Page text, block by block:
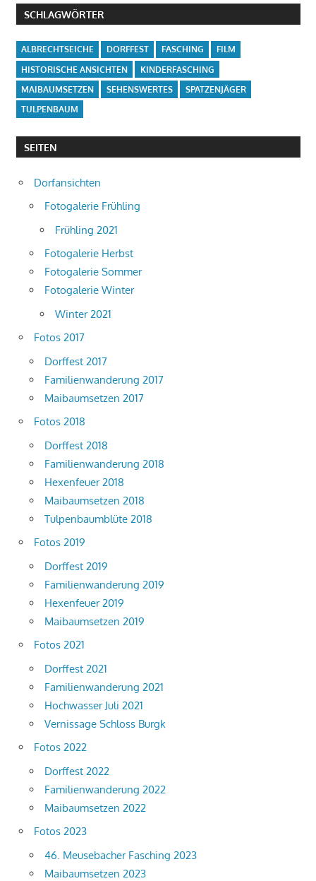
SCHLAGWÖRTER
ALBRECHTSEICHE DORFFEST FASCHING
FILM
HISTORISCHE ANSICHTEN
KINDERFASCHING
MAIBAUMSETZEN
SEHENSWERTES
SPATZENJÄGER
TULPENBAUM
SEITEN
Dorfansichten
Fotogalerie Frühling
Frühling 2021
Fotogalerie Herbst
Fotogalerie Sommer
Fotogalerie Winter
Winter 2021
Fotos 2017
Dorffest 2017
Familienwanderung 2017
Maibaumsetzen 2017
Fotos 2018
Dorffest 2018
Familienwanderung 2018
Hexenfeuer 2018
Maibaumsetzen 2018
Tulpenbaumblüte 2018
Fotos 2019
Dorffest 2019
Familienwanderung 2019
Hexenfeuer 2019
Maibaumsetzen 2019
Fotos 2021
Dorffest 2021
Familienwanderung 2021
Hochwasser Juli 2021
Vernissage Schloss Burgk
Fotos 2022
Dorffest 2022
Familienwanderung 2022
Maibaumsetzen 2022
Fotos 2023
46. Meusebacher Fasching 2023
Maibaumsetzen 2023